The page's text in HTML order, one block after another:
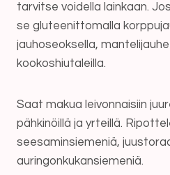
tarvitse voidella lainkaan.
se gluteenittomalla
jauhoseoksella,
kookoshiutaleilla.
Saat makua leivonnaisiin
pähkinöillä ja yrteillä.
seesaminsiemeniä,
auringonkukansiemeniä.